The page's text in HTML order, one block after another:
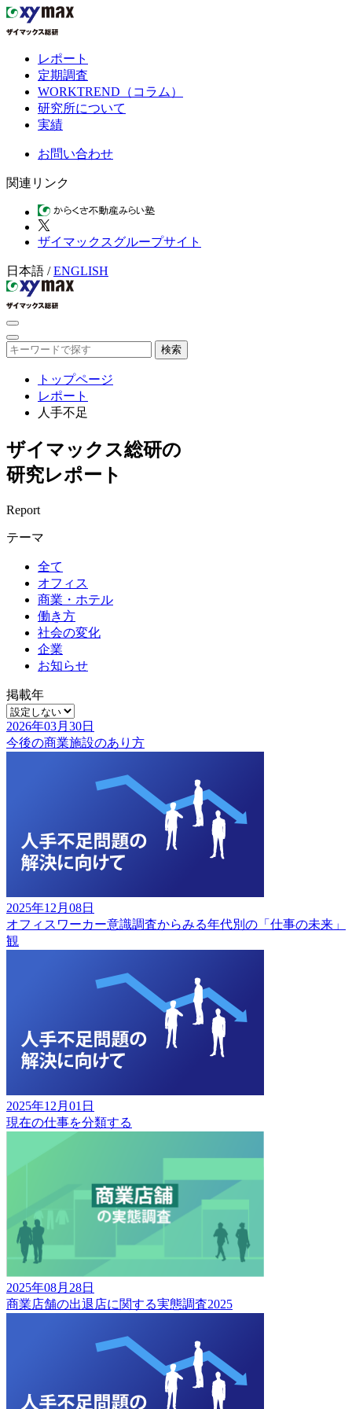
レポート
定期調査
WORKTREND（コラム）
研究所について
実績
お問い合わせ
関連リンク
ザイマックスグループサイト
日本語 /ENGLISH
検索
トップページ
レポート
人手不足
ザイマックス総研の
研究レポート
Report
テーマ
全て
オフィス
商業・ホテル
働き方
社会の変化
企業
お知らせ
掲載年
2026年03月30日
今後の商業施設のあり方
2025年12月08日
オフィスワーカー意識調査からみる年代別の「仕事の未来」
観
2025年12月01日
現在の仕事を分類する
2025年08月28日
商業店舗の出退店に関する実態調査2025